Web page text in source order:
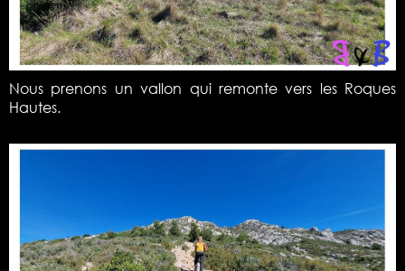
Nous prenons un vallon qui remonte vers les Roques
Hautes.